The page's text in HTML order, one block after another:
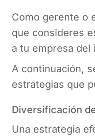
Como gerente o
que consideres
a tu empresa del
A continuación,
estrategias que
Diversificación
Una estrategia